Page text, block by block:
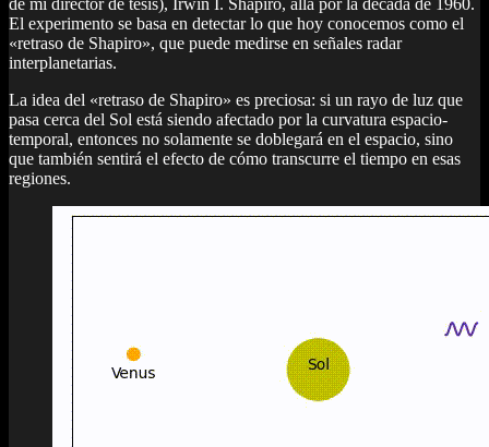
El experimento se basa en detectar lo que hoy conocemos como el
«retraso de Shapiro», que puede medirse en señales radar
interplanetarias.
La idea del «retraso de Shapiro» es preciosa: si un rayo de luz que
pasa cerca del Sol está siendo afectado por la curvatura espacio-
temporal, entonces no solamente se doblegará en el espacio, sino
que también sentirá el efecto de cómo transcurre el tiempo en esas
regiones.